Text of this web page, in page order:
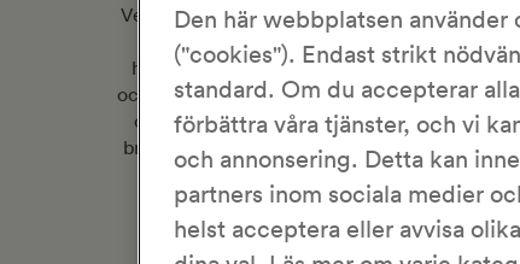
Vem som helst kan lära sig att baka. Att mäta
svår konst. Lär man sig att handskas
hemmabagare och snart kan man själv
och varierande garnering. Brödets smak kan
och luftigt bröd. Grova mjölsorter ger ett
brödet rikt på fiber och ger en mer mustig
med jäst är du
KronJäst –
Den här webbplatsen
("cookies"). Endast strikt
standard. Om du accepterar
förbättra våra tjänster, och vi
och annonsering. Detta kan
partners inom sociala medier
helst acceptera eller avvisa